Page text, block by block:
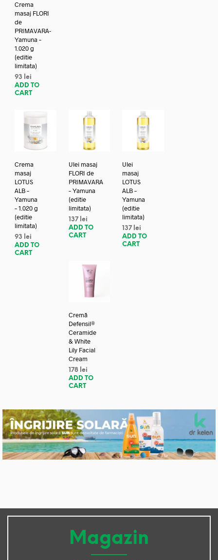
Crema
masaj FLORI
de
PRIMAVARA-
Yamuna –
1.020 g
(editie
limitata)
93
lei
ADD TO
CART
Crema
masaj
LOTUS
ALB –
Yamuna
– 1.020 g
(editie
limitata)
93
lei
ADD TO
CART
Ulei masaj
FLORI de
PRIMAVARA
– Yamuna
(editie
limitata)
137 lei
ADD TO
CART
Ulei
masaj
LOTUS
ALB –
Yamuna
(editie
limitata)
137 lei
ADD TO
CART
Cremă
Defensil®
Ceramide
& White
Lily Facial
Cream
178 lei
ADD TO
CART
Magazin